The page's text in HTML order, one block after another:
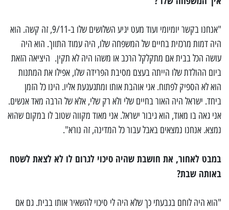
"אנחנו בקשר יומיומי ועוד מעט יגיע השלושים שלו ב-9/11, זה קשה. הוא
היה דמות מרכזית בחיים של המשפחה שלו, היה עמוד התווך. הוא היה
עושה הכל בבית אם מתקלקל הרכב או משהו היה לא תקין. היציאה הזאת
ביום ההולדת שלו הייתה בעצם מסיבת הפרידה שלו, אפילו את המתנות
הוא לא הספיק לפתוח. אני אוהבת אותו ומתגעגעת אליו. הינו כל הזמן
ביחד. ישראל היה האור בחיים שלי ולא רק שלי, אלא של הרבה מאד אנשים.
אני גאה בו מאוד, הוא גיבור ישראל. אני מאוד מקווה שטוב לו במקום שהוא
נמצא. אנחנו נמצאים באבל עבור כל המדינה, זה נורא".
במבט לאחור, את חושבת שהיה סיכוי לגרום לו לא לצאת לשטח
באותה שבת?
"הוא היה לוחם בגבעתי כך שלא היה לי סיכוי להשאיר אותו בבית. גם אם